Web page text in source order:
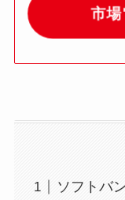
市
ソフトバ